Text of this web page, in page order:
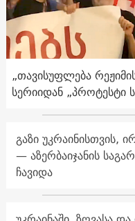
„თავისუფლება
სერიიდან „პროტესტი
გაზი უკრაინისთვის,
— აზერბაიჯანის
ჩავიდა